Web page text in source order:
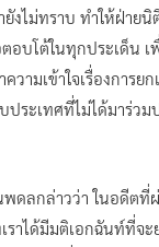
ยังไม่ทราบ ทำให้ฝ่า
อบโต้ในทุกประเด็น
ามเข้าใจเรื่องการย
ระเทศที่ไม่ได้มาร่ว
ดลกล่าวว่า ในอดีตที่
ราได้มีมติเอกฉันท์ที่จ